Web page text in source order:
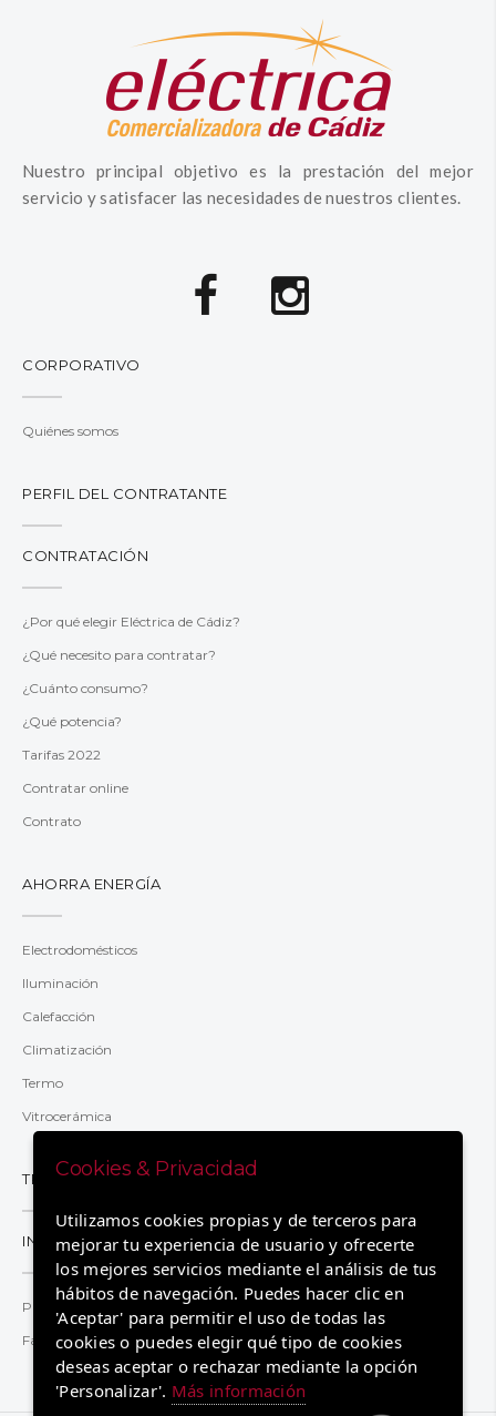
Nuestro principal objetivo es la prestación del mejor
servicio y satisfacer las necesidades de nuestros clientes.
CORPORATIVO
Quiénes somos
PERFIL DEL CONTRATANTE
CONTRATACIÓN
¿Por qué elegir Eléctrica de Cádiz?
¿Qué necesito para contratar?
¿Cuánto consumo?
¿Qué potencia?
Tarifas 2022
Contratar online
Contrato
AHORRA ENERGÍA
Electrodomésticos
Iluminación
Calefacción
Climatización
Termo
Vitrocerámica
TRANSPARENCIA
INFORMACIÓN
Preguntas y respuestas
Factura 2.0TD
Cookies & Privacidad
Utilizamos cookies propias y de terceros para
mejorar tu experiencia de usuario y ofrecerte
los mejores servicios mediante el análisis de tus
hábitos de navegación. Puedes hacer clic en
'Aceptar' para permitir el uso de todas las
cookies o puedes elegir qué tipo de cookies
deseas aceptar o rechazar mediante la opción
'Personalizar'. Más información